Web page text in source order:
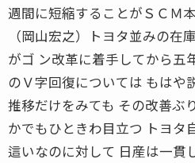
週間に短縮することがＳＣＭ
（岡山宏之）トヨタ並みの在
がゴ ン改革に着手してから五
のＶ字回復については もはや
推移だけをみても その改善ぶ
かでもひときわ目立つ トヨタ
這いなのに対して 日産は一貫